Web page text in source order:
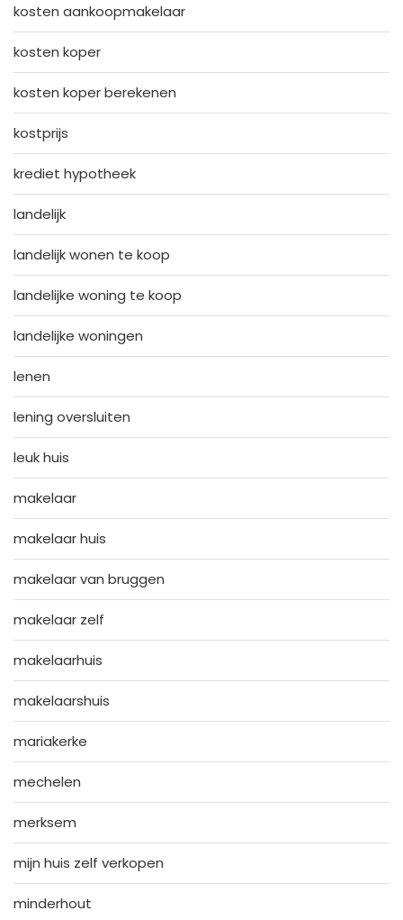
kosten aankoopmakelaar
kosten koper
kosten koper berekenen
kostprijs
krediet hypotheek
landelijk
landelijk wonen te koop
landelijke woning te koop
landelijke woningen
lenen
lening oversluiten
leuk huis
makelaar
makelaar huis
makelaar van bruggen
makelaar zelf
makelaarhuis
makelaarshuis
mariakerke
mechelen
merksem
mijn huis zelf verkopen
minderhout